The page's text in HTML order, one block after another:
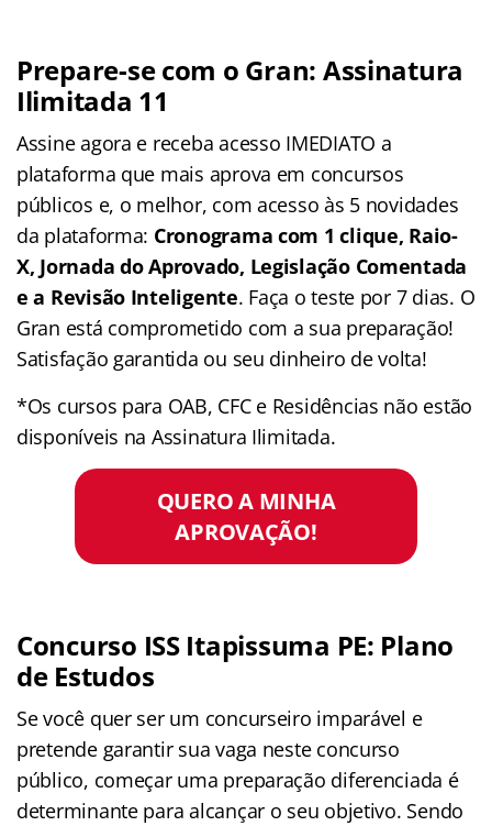
Prepare-se com o Gran: Assinatura
Ilimitada 11
Assine agora e receba acesso IMEDIATO a
plataforma que mais aprova em concursos
públicos e, o melhor, com acesso às 5 novidades
da plataforma: Cronograma com 1 clique, Raio-
X, Jornada do Aprovado, Legislação Comentada
e a Revisão Inteligente. Faça o teste por 7 dias. O
Gran está comprometido com a sua preparação!
Satisfação garantida ou seu dinheiro de volta!
*Os cursos para OAB, CFC e Residências não estão
disponíveis na Assinatura Ilimitada.
QUERO A MINHA
APROVAÇÃO!
Concurso ISS Itapissuma PE: Plano
de Estudos
Se você quer ser um concurseiro imparável e
pretende garantir sua vaga neste concurso
público, começar uma preparação diferenciada é
determinante para alcançar o seu objetivo. Sendo